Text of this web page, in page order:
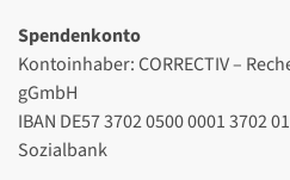
Spendenkonto
Kontoinhaber: CORRECTIV –
gGmbH
IBAN DE57 3702 0500 0001 3702 01
Sozialbank